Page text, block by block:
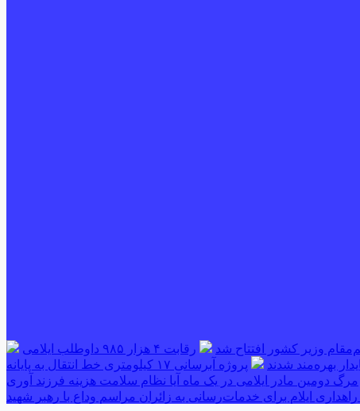
وزیر کشور افتتاح شد
رقابت ۴ هزار ۹۸۵ داوطلب ایلامی
پروژه آبرسانی ۱۷ کیلومتری خط انتقال به پایانه
مرگ دومین مادر ایلامی در یک ماه آیا نظام سلامت هزینه فرزند آوری
ایلام برای خدمات‌رسانی به زائران مراسم وداع با رهبر شهید